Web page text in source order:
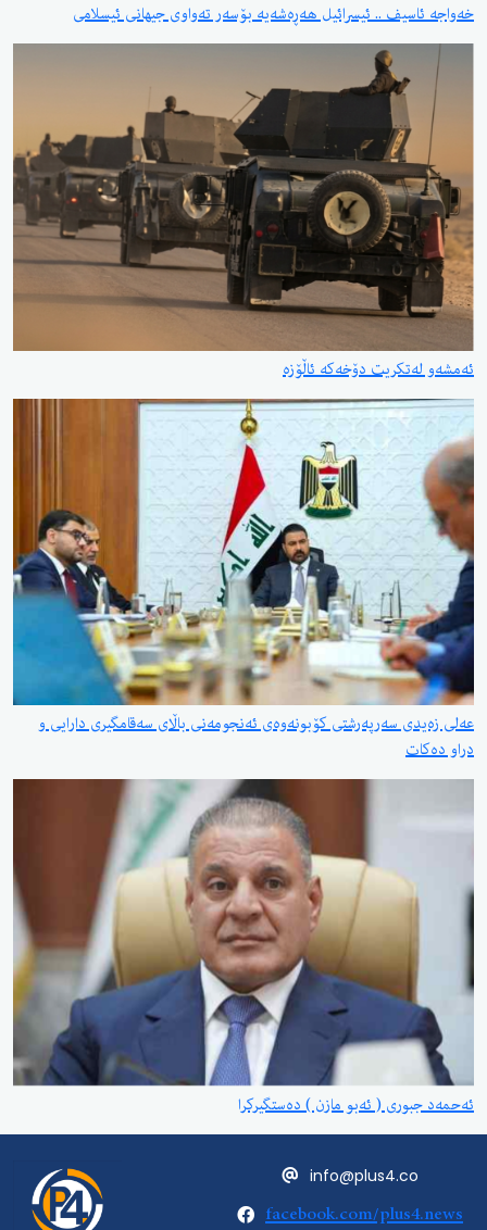
خەواجە ئاسیف .. ئیسرائیل هەڕەشەیە بۆسەر تەواوی جیهانی ئیسلامی
ئەمشەو لەتکریت دۆخەکە ئاڵۆزە
عەلی زەیدی سەرپەرشتی کۆبونەوەی ئەنجومەنی باڵای سەقامگیری دارایی و
دراو دەکات
ئەحمەد جبوری ( ئەبو مازن ) دەستگیرکرا
info@plus4.co
facebook.com/plus4.news